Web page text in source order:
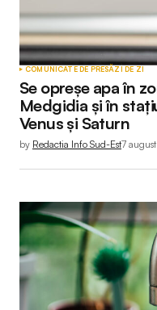
COMUNICATE DE PRESĂZI DE ZI
Se opreșe apa în
Medgidia și în
Venus și Saturn
by Redactia Info Sud-Est7